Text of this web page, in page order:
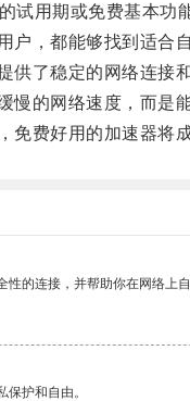
用期或免费基本功
，都能够找到适合自
了稳定的网络连接和
的网络速度，而是能
费好用的加速器将
的连接，并帮助你在网络上自
护和自由。